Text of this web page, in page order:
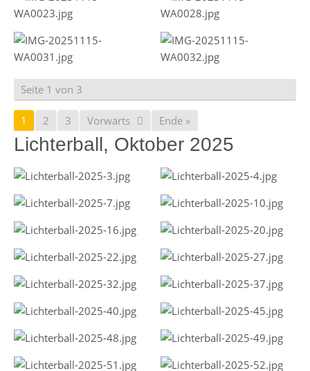
Seite 1 von 3
1 2 3 Vorwärts Ende »
Lichterball, Oktober 2025